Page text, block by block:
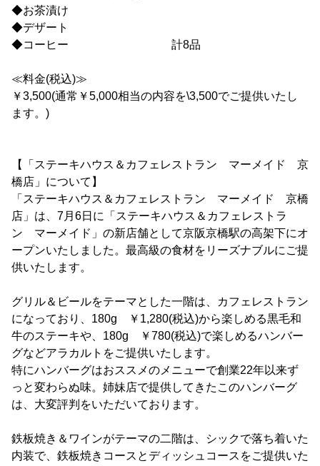
◆お茶漬け
◆デザート
◆コーヒー 計8品
≪料金(税込)≫
￥3,500(通常￥5,000相当の内容を\3,500でご提供いたし
ます。)
【「ステーキハウス＆カフェレストラン マーメイド 京
橋店」について】
「ステーキハウス＆カフェレストラン マーメイド 京橋
店」は、7月6日に「ステーキハウス＆カフェレストラ
ン マーメイド」の新店舗として京阪京橋駅の高架下にオ
ープンいたしました。最高級の食材をリーズナブルにご提
供いたします。
グリル＆ビールをテーマとした一階は、カフェレストラン
になっており、180g ￥1,280(税込)から楽しめる黒毛和
牛のステーキや、180g ￥780(税込)で楽しめるハンバー
グなどアラカルトをご提供いたします。
特にハンバーグはおススメのメニューで創業22年以来ず
っと変わらぬ味。姉妹店で提供してきたこのハンバーグ
は、大変評判をいただいております。
鉄板焼き＆ワインがテーマの二階は、シックで落ち着いた
内装で、鉄板焼きコースとディッシュコースをご提供いた